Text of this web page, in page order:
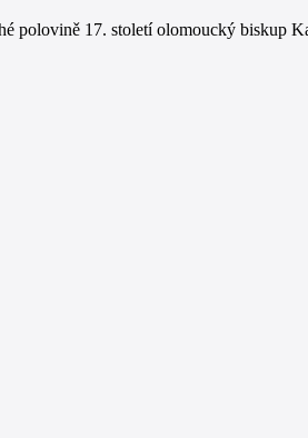
polovině 17. století olomoucký biskup